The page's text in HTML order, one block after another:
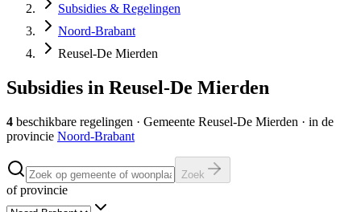
Subsidies & Regelingen
Noord-Brabant
Reusel-De Mierden
Subsidies in Reusel-De Mierden
4 beschikbare regelingen · Gemeente Reusel-De Mierden · in de
provincie Noord-Brabant
Zoek
of provincie